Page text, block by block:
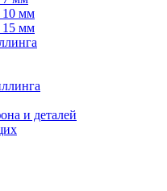
10 мм
15 мм
и деталей